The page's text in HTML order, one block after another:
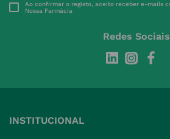
Ao confirmar o registo, aceito receber e-mails
Nossa Farmácia
Redes Sociais
INSTITUCIONAL